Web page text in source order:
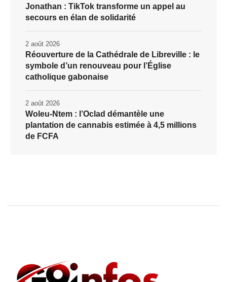
Jonathan : TikTok transforme un appel au
secours en élan de solidarité
Réouverture de la Cathédrale de Libreville : le
symbole d’un renouveau pour l’Église
catholique gabonaise
2 août 2026
Woleu-Ntem : l’Oclad démantèle une
plantation de cannabis estimée à 4,5 millions
de FCFA
2 août 2026